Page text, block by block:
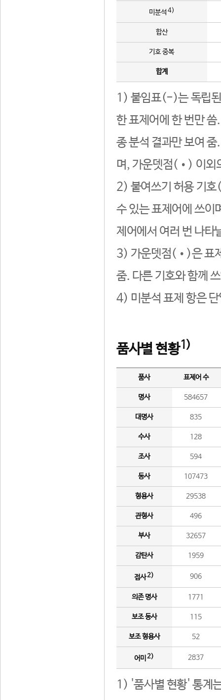
미분석 4)
합산
기호 중복
합계
1) 붙임표(-)는 독립된
한 표제어에 한 번만
종 분석 결과만 보여
며, 가운뎃점(•) 이외
2) 붙여쓰기 허용 기호
수 있는 표제어에 쓰이
제어에서 여러 번 나타
3) 가운뎃점(•)은 표
줌. 다른 기호와 함께
4) 미분석 표제 항은
품사별 현황1)
품사 표제어 수
명사 584657
대명사 835
수사 128
조사 594
동사 107473
형용사 29538
관형사 496
부사 32657
감탄사 1959
접사2) 906
의존 명사 1771
보조 동사 115
보조 형용사 52
어미 2) 2837
1) '품사별 현황' 통계